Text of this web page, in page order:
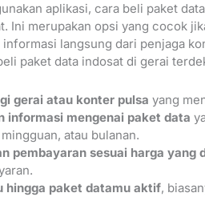
aplikasi, cara beli paket
Ini merupakan opsi yang cocok
informasi langsung dari penjaga
paket data indosat di gerai
gerai atau konter pulsa yang
informasi mengenai paket data
atau bulanan.
pembayaran sesuai harga yang
hingga paket datamu aktif,